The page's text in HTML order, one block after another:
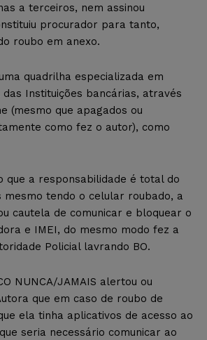
a terceiros, nem assinou
procurador para tanto,
roubo em anexo.
quadrilha especializada em
Instituições bancárias, através
(mesmo que apagados ou
como fez o autor), como
que a responsabilidade é total do
mesmo tendo o celular roubado, a
cautela de comunicar e bloquear o
e IMEI, do mesmo modo fez a
Policial lavrando BO.
NUNCA/JAMAIS alertou ou
que em caso de roubo de
ela tinha aplicativos de acesso ao
seria necessário comunicar ao